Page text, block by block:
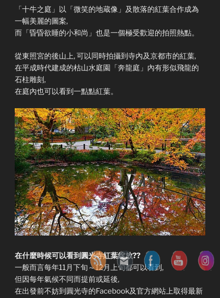
「十牛之庭」以「微笑的地蔵像」及散落的紅葉合作成為
一幅美麗的圖案,
而「昏昏欲睡的小和尚」也是一個極受歡迎的拍照熱點。
從東照宮的後山上, 可以同時拍攝到寺內及京都市的紅葉,
在平成時代建成的枯山水庭園「奔龍庭」內有形似飛龍的
石柱雕刻,
在庭內也可以看到一點點紅葉。
在什麼時候可以看到圓光寺紅葉綻放??
一般而言每年11月下旬～12月上旬都可以看到,
但因每年氣候不同而提前或延後,
在出發前不妨到圓光寺的Facebook及官方網站上取得最新